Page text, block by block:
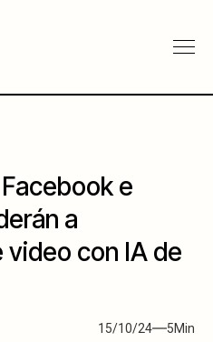
e
a
con IA de
15/10/24 5Min